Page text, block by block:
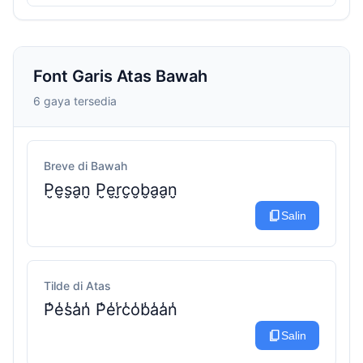
Font Garis Atas Bawah
6 gaya tersedia
Breve di Bawah
P̮e̮s̮a̮n̮ P̮e̮r̮c̮o̮b̮a̮a̮n̮
content_copySalin
Tilde di Atas
P̾e̾s̾a̾n̾ P̾e̾r̾c̾o̾b̾a̾a̾n̾
content_copySalin